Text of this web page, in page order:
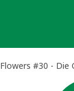
Flowers #30 - Die